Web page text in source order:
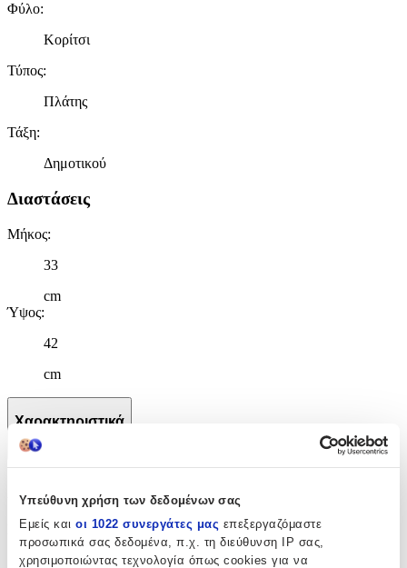
Υπεύθυνη χρήση των δεδομένων σας
Εμείς και οι 1022 συνεργάτες μας επεξεργαζόμαστε
προσωπικά σας δεδομένα, π.χ. τη διεύθυνση IP σας,
χρησιμοποιώντας τεχνολογία όπως cookies για να
Φύλο:
Κορίτσι
Τύπος:
Πλάτης
Τάξη:
Δημοτικού
Διαστάσεις
Μήκος:
33
cm
Ύψος:
42
cm
Χαρακτηριστικά
Χαρακτηριστικά
Κατασκευαστής:
Next